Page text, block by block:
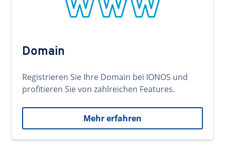
Domain
Registrieren Sie Ihre Domain bei IONOS und
profitieren Sie von zahlreichen Features.
Mehr erfahren